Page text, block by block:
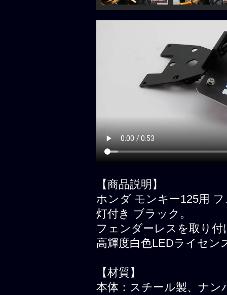
【商品説明】
ホンダ モンキー125用
灯付き ブラック。
フェンダーレスを取り
高輝度白色LEDライセン
【材質】
本体：スチール製、ナ